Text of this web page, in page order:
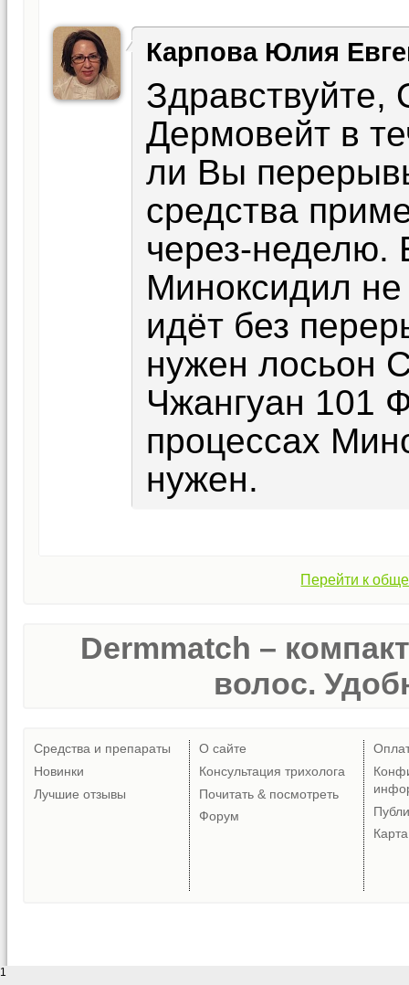
Карпова Юлия
Здравствуйте,
Дермовейт в
ли Вы
средства
через-неделю.
Миноксидил
идёт без
нужен лосьон
Чжангуан 101
процессах
нужен.
Перейти к
Dermmatch –
волос.
Средства и препараты
Новинки
Лучшие отзывы
О сайте
Консультация трихолога
Почитать & посмотреть
Форум
1